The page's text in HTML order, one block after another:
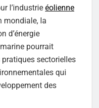
l’industrie éolienne
mondiale, la
d’énergie
pourrait
sectorielles
qui
des